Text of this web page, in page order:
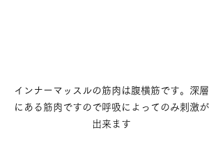
インナーマッスルの筋肉は腹横筋です。深層
にある筋肉ですので呼吸によってのみ刺激が
出来ます